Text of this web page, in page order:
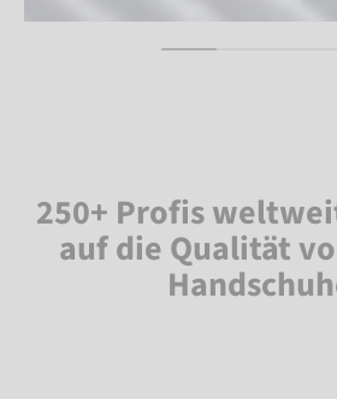
250+ Profis
auf die Qualität